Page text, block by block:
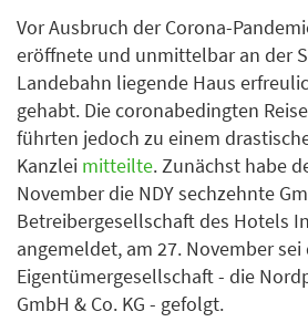
Vor Ausbruch der Corona-
eröffnete und unmittelbar an der
Landebahn liegende Haus
gehabt. Die coronabedingten
führten jedoch zu einem
Kanzlei mitteilte. Zunächst habe
November die NDY sechzehnte
Betreibergesellschaft des Hotels
angemeldet, am 27. November
Eigentümergesellschaft - die
GmbH & Co. KG - gefolgt.